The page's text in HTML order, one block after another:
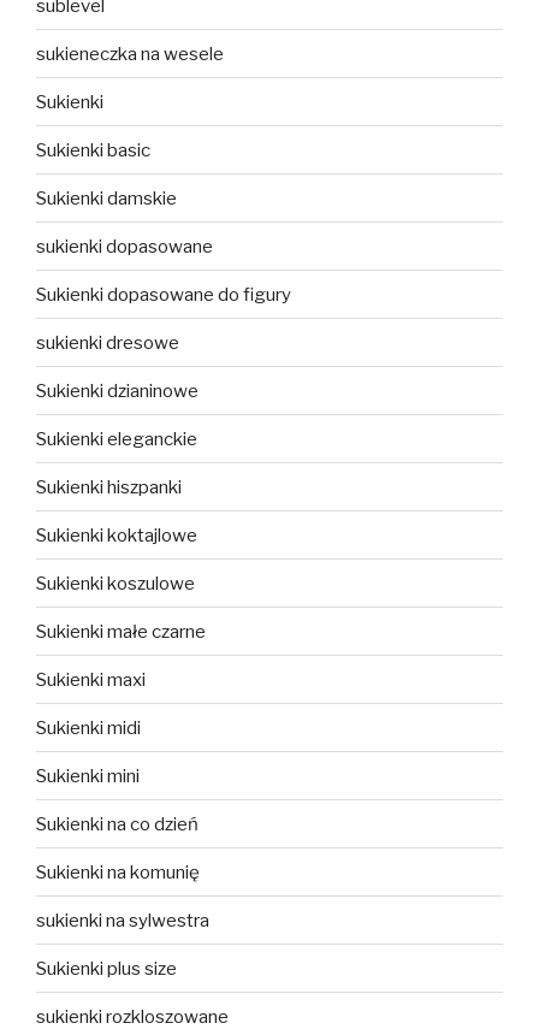
sublevel
sukieneczka na wesele
Sukienki
Sukienki basic
Sukienki damskie
sukienki dopasowane
Sukienki dopasowane do figury
sukienki dresowe
Sukienki dzianinowe
Sukienki eleganckie
Sukienki hiszpanki
Sukienki koktajlowe
Sukienki koszulowe
Sukienki małe czarne
Sukienki maxi
Sukienki midi
Sukienki mini
Sukienki na co dzień
Sukienki na komunię
sukienki na sylwestra
Sukienki plus size
sukienki rozkloszowane